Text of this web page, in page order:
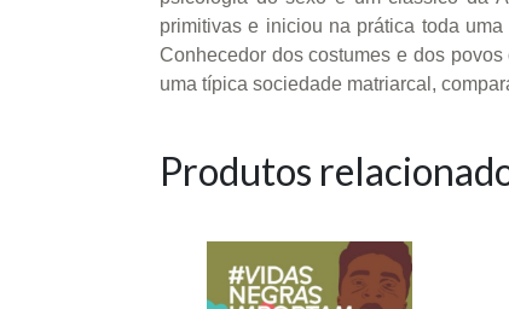
primitivas e iniciou na prática toda
Conhecedor dos costumes e dos
uma típica sociedade matriarcal,
Produtos